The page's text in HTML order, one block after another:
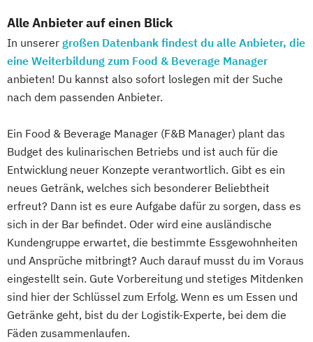
Alle Anbieter auf einen Blick
In unserer großen Datenbank findest du alle Anbieter, die
eine Weiterbildung zum Food & Beverage Manager
anbieten! Du kannst also sofort loslegen mit der Suche
nach dem passenden Anbieter.
Ein Food & Beverage Manager (F&B Manager) plant das
Budget des kulinarischen Betriebs und ist auch für die
Entwicklung neuer Konzepte verantwortlich. Gibt es ein
neues Getränk, welches sich besonderer Beliebtheit
erfreut? Dann ist es eure Aufgabe dafür zu sorgen, dass es
sich in der Bar befindet. Oder wird eine ausländische
Kundengruppe erwartet, die bestimmte Essgewohnheiten
und Ansprüche mitbringt? Auch darauf musst du im Voraus
eingestellt sein. Gute Vorbereitung und stetiges Mitdenken
sind hier der Schlüssel zum Erfolg. Wenn es um Essen und
Getränke geht, bist du der Logistik-Experte, bei dem die
Fäden zusammenlaufen.